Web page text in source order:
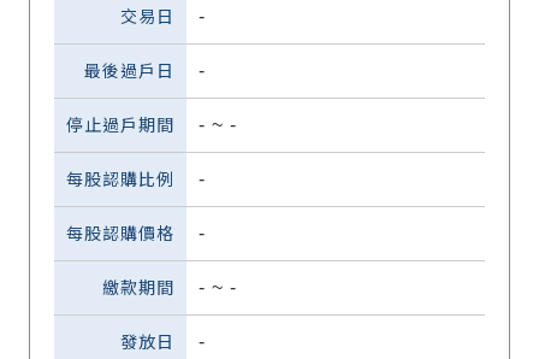
-
-
- ~ -
-
-
- ~ -
-